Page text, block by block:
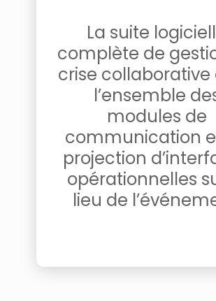
La suite
complète de
crise collaborative
l’ensemble
modules de
communication
projection
opérationnelles
lieu de